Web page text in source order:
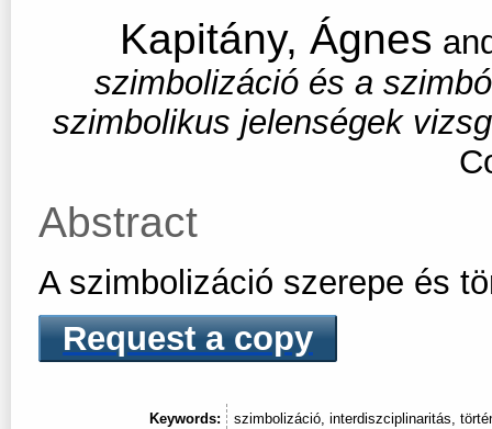
Kapitány, Ágnes
szimbolizáció és a
szimbolikus jelenségek
Abstract
A szimbolizáció szerepe és
Request a copy
Keywords:
szimbolizáció, interdiszciplinaritás,